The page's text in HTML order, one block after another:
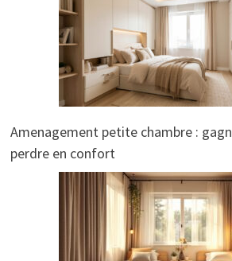
Amenagement petite chambre :
perdre en confort